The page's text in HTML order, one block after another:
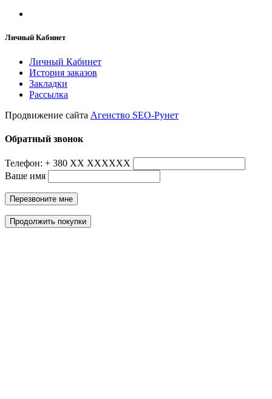
Личный Кабинет
Личный Кабинет
История заказов
Закладки
Рассылка
Продвижение сайта Агенство SEO-Рунет
Обратный звонок
Телефон: + 380 ХХ ХХХХХХ
Ваше имя
Перезвоните мне
Продолжить покупки